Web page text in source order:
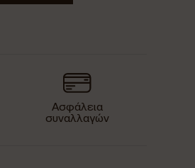
Ασφάλεια
συναλλαγών